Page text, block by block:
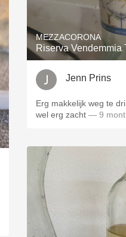
MEZZACORONA
Riserva Vendemmia
Jenn Prins
Erg makkelijk weg te
wel erg zacht — 9